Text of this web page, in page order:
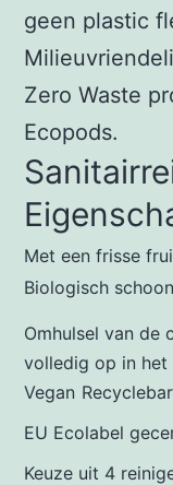
geen plastic
Zero Waste
Ecopods.
Met een frisse
Biologisch
Omhulsel van de
volledig op in het
Vegan
EU Ecolabel
Keuze uit 4